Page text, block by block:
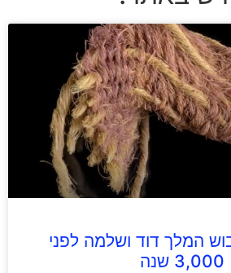
המלך דוד ושלמה לפני
3,000 שנה